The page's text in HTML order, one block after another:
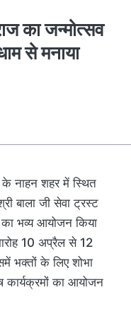
का जन्मोत्सव
से मनाया
के नाहन शहर में स्थित
बाला जी सेवा ट्रस्ट
का भव्य आयोजन किया
10 अप्रैल से 12
भक्तों के लिए शोभा
कार्यक्रमों का आयोजन